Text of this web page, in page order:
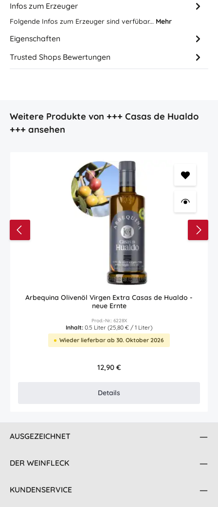
Infos zum Erzeuger
Folgende Infos zum Erzeuger sind verfübar... Mehr
Eigenschaften
Trusted Shops Bewertungen
Produktgalerie überspringen
Weitere Produkte von +++ Casas de Hualdo
+++ ansehen
Arbequina Olivenöl Virgen Extra Casas de Hualdo -
neue Ernte
Prod.-Nr.: 6228X
Inhalt: 0.5 Liter (25,80 € / 1 Liter)
Wieder lieferbar ab 30. Oktober 2026
Regulärer Preis:
12,90 €
Details
AUSGEZEICHNET
DER WEINFLECK
KUNDENSERVICE